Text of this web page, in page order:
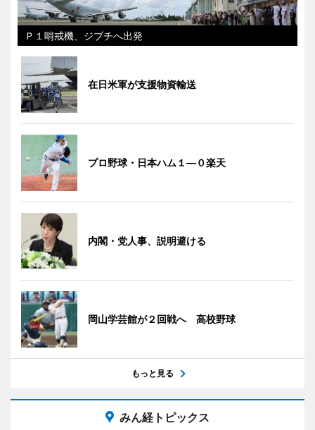
Ｐ１哨戒機、ジブチへ出発
在日米軍が支援物資輸送
プロ野球・日本ハム１―０楽天
内閣・党人事、説明避ける
岡山学芸館が２回戦へ 高校野球
もっと見る
みん経トピックス